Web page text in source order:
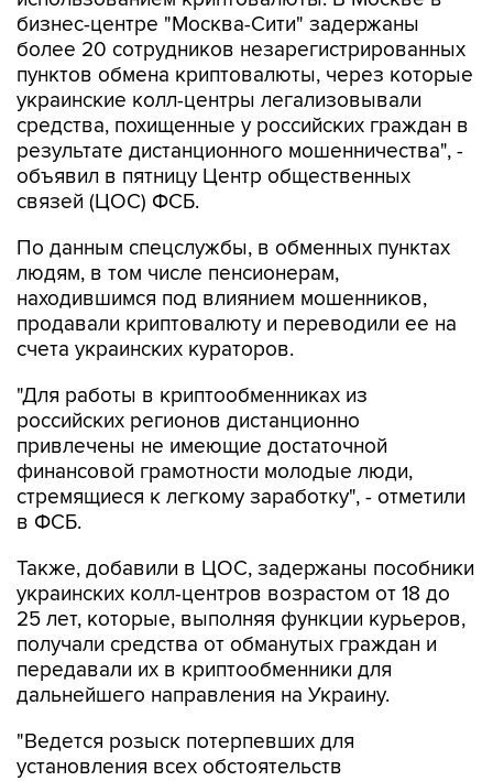
бизнес-центре "Москва-Сити" задержаны
более 20 сотрудников незарегистрированных
пунктов обмена криптовалюты, через которые
украинские колл-центры легализовывали
средства, похищенные у российских граждан в
результате дистанционного мошенничества", -
объявил в пятницу Центр общественных
связей (ЦОС) ФСБ.
По данным спецслужбы, в обменных пунктах
людям, в том числе пенсионерам,
находившимся под влиянием мошенников,
продавали криптовалюту и переводили ее на
счета украинских кураторов.
"Для работы в криптообменниках из
российских регионов дистанционно
привлечены не имеющие достаточной
финансовой грамотности молодые люди,
стремящиеся к легкому заработку", - отметили
в ФСБ.
Также, добавили в ЦОС, задержаны пособники
украинских колл-центров возрастом от 18 до
25 лет, которые, выполняя функции курьеров,
получали средства от обманутых граждан и
передавали их в криптообменники для
дальнейшего направления на Украину.
"Ведется розыск потерпевших для
установления всех обстоятельств